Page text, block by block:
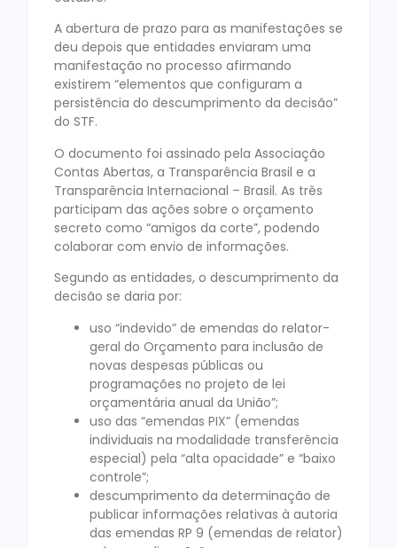
A abertura de prazo para as manifestações se
deu depois que entidades enviaram uma
manifestação no processo afirmando
existirem “elementos que configuram a
persistência do descumprimento da decisão”
do STF.
O documento foi assinado pela Associação
Contas Abertas, a Transparência Brasil e a
Transparência Internacional – Brasil. As três
participam das ações sobre o orçamento
secreto como “amigos da corte”, podendo
colaborar com envio de informações.
Segundo as entidades, o descumprimento da
decisão se daria por:
uso “indevido” de emendas do relator-
geral do Orçamento para inclusão de
novas despesas públicas ou
programações no projeto de lei
orçamentária anual da União”;
uso das “emendas PIX” (emendas
individuais na modalidade transferência
especial) pela “alta opacidade” e “baixo
controle”;
descumprimento da determinação de
publicar informações relativas à autoria
das emendas RP 9 (emendas de relator)